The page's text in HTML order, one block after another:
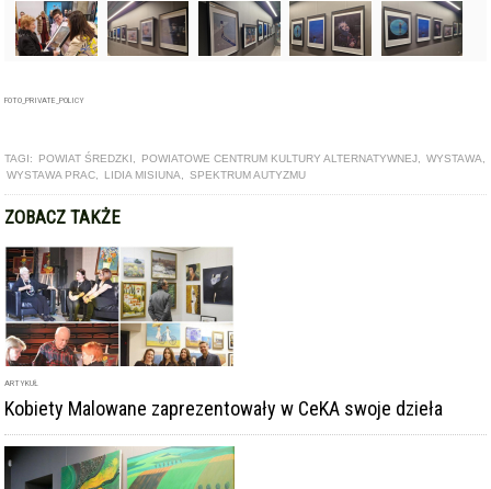
FOTO_PRIVATE_POLICY
TAGI: POWIAT ŚREDZKI POWIATOWE CENTRUM KULTURY ALTERNATYWNEJ WYSTAWA
WYSTAWA PRAC
LIDIA MISIUNA SPEKTRUM AUTYZMU
ZOBACZ TAKŻE
ARTYKUŁ
Kobiety Malowane zaprezentowały w CeKA swoje dzieła